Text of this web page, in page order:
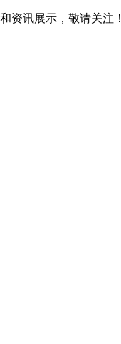
资讯展示，敬请关注！